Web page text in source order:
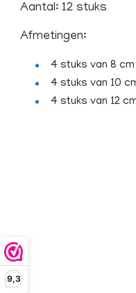
9,3
Aantal: 12 stuks
Afmetingen:
4 stuks van 8
4 stuks van 10
4 stuks van 12